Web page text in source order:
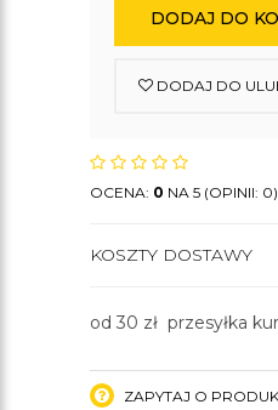
DODAJ DO
DODAJ DO
OCENA: 0 NA 5 (OPINII: 0)
KOSZTY DOSTAWY
od 30 zł przesyłka
ZAPYTAJ O